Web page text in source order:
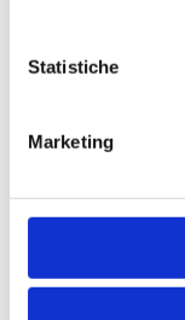
Statistiche
Marketing
Does your
normally?
READ MORE